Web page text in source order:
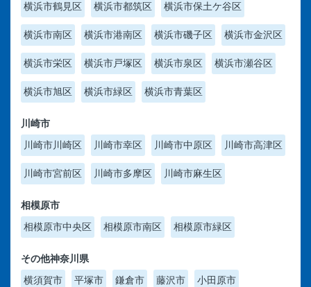
横浜市鶴見区 横浜市都筑区 横浜市保土ケ谷区
横浜市南区 横浜市港南区 横浜市磯子区 横浜市金沢区
横浜市栄区 横浜市戸塚区 横浜市泉区 横浜市瀬谷区
横浜市旭区 横浜市緑区 横浜市青葉区
川崎市
川崎市川崎区
川崎市幸区 川崎市中原区 川崎市高津区
川崎市宮前区 川崎市多摩区 川崎市麻生区
相模原市
相模原市中央区
相模原市南区 相模原市緑区
その他神奈川県
横須賀市
平塚市 鎌倉市 藤沢市 小田原市